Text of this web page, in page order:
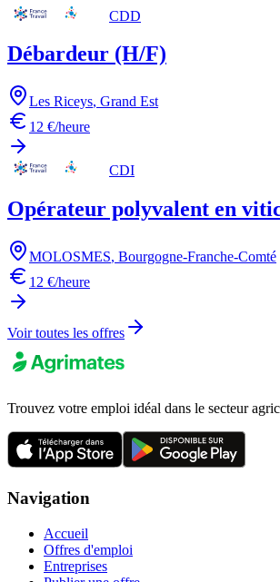
CDD
Débardeur (H/F)
Les Riceys, Grand Est
12 €/heure
CDI
Opérateur polyvalent en
MOLOSMES, Bourgogne-Franche-Comté
12 €/heure
Voir toutes les offres
Trouvez votre emploi idéal dans le secteur
Navigation
Accueil
Offres d'emploi
Entreprises